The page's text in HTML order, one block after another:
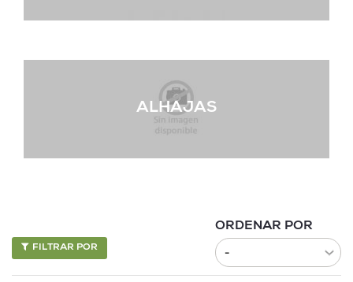
ALHAJAS
ORDENAR POR
FILTRAR POR